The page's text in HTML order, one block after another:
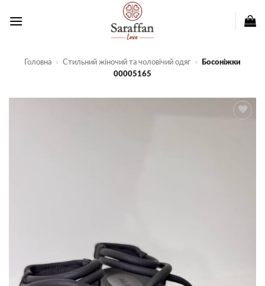
Головна » Стильний жіночий та чоловічий одяг »
Босоніжки
00005165